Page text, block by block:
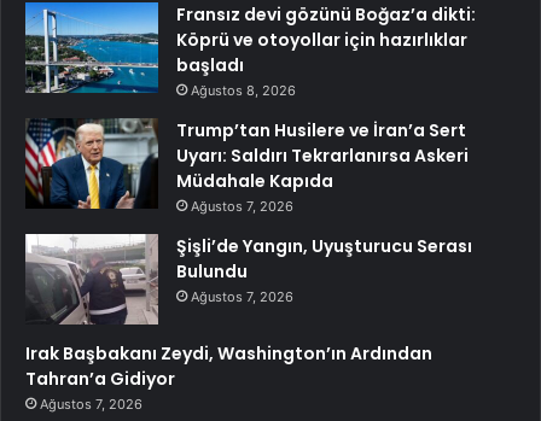
Fransız devi gözünü Boğaz’a dikti:
Köprü ve otoyollar için hazırlıklar
başladı
Ağustos 8, 2026
Trump’tan Husilere ve İran’a Sert
Uyarı: Saldırı Tekrarlanırsa Askeri
Müdahale Kapıda
Ağustos 7, 2026
Şişli’de Yangın, Uyuşturucu Serası
Bulundu
Ağustos 7, 2026
Irak Başbakanı Zeydi, Washington’ın Ardından
Tahran’a Gidiyor
Ağustos 7, 2026